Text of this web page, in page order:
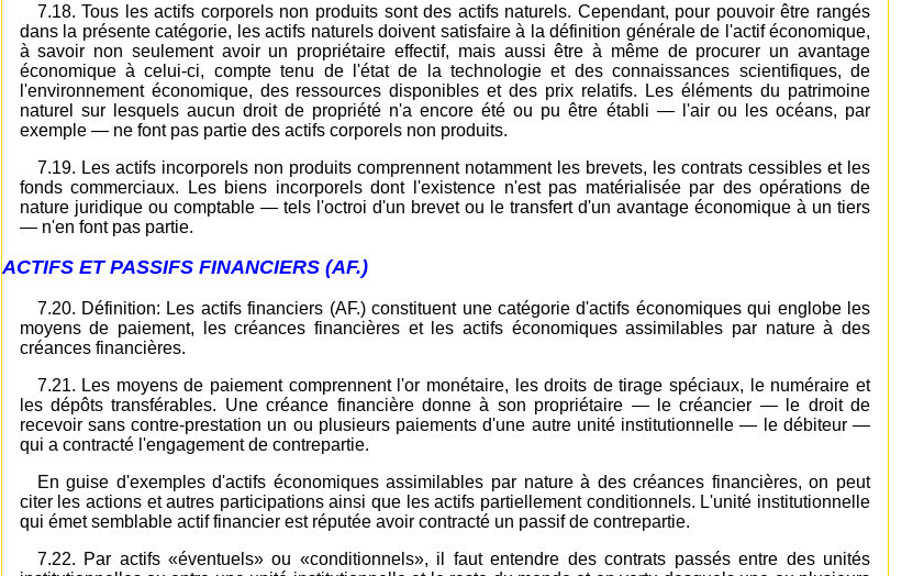
7.18. Tous les actifs corporels non produits sont des actifs naturels. Cependant, pour pouvoir être rangés
dans la présente catégorie, les actifs naturels doivent satisfaire à la définition générale de l'actif économique,
à savoir non seulement avoir un propriétaire effectif, mais aussi être à même de procurer un avantage
économique à celui-ci, compte tenu de l'état de la technologie et des connaissances scientifiques, de
l'environnement économique, des ressources disponibles et des prix relatifs. Les éléments du patrimoine
naturel sur lesquels aucun droit de propriété n'a encore été ou pu être établi — l'air ou les océans, par
exemple — ne font pas partie des actifs corporels non produits.
7.19. Les actifs incorporels non produits comprennent notamment les brevets, les contrats cessibles et les
fonds commerciaux. Les biens incorporels dont l'existence n'est pas matérialisée par des opérations de
nature juridique ou comptable — tels l'octroi d'un brevet ou le transfert d'un avantage économique à un tiers
— n'en font pas partie.
ACTIFS ET PASSIFS FINANCIERS (AF.)
7.20. Définition: Les actifs financiers (AF.) constituent une catégorie d'actifs économiques qui englobe les
moyens de paiement, les créances financières et les actifs économiques assimilables par nature à des
créances financières.
7.21. Les moyens de paiement comprennent l'or monétaire, les droits de tirage spéciaux, le numéraire et
les dépôts transférables. Une créance financière donne à son propriétaire — le créancier — le droit de
recevoir sans contre-prestation un ou plusieurs paiements d'une autre unité institutionnelle — le débiteur —
qui a contracté l'engagement de contrepartie.
En guise d'exemples d'actifs économiques assimilables par nature à des créances financières, on peut
citer les actions et autres participations ainsi que les actifs partiellement conditionnels. L'unité institutionnelle
qui émet semblable actif financier est réputée avoir contracté un passif de contrepartie.
7.22. Par actifs «éventuels» ou «conditionnels», il faut entendre des contrats passés entre des unités